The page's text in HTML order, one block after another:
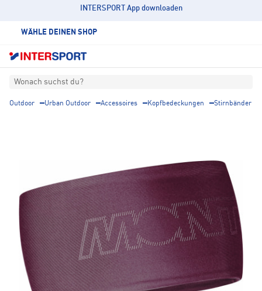
INTERSPORT App downloaden
WÄHLE DEINEN SHOP
Wonach suchst du?
Outdoor Urban Outdoor Accessoires Kopfbedeckungen Stirnbänder